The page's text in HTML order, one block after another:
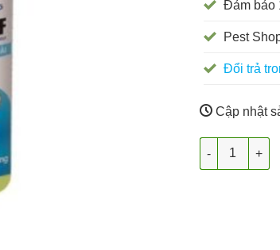
Đảm bảo
Pest
Đổi trả
Cập nhật
Thuốc diệt